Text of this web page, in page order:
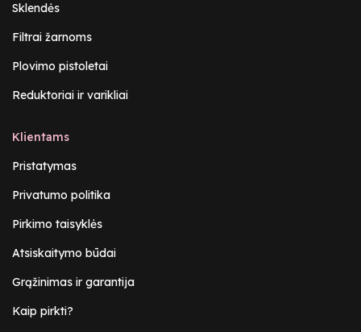
Sklendės
Filtrai žarnoms
Plovimo pistoletai
Reduktoriai ir varikliai
Klientams
Pristatymas
Privatumo politika
Pirkimo taisyklės
Atsiskaitymo būdai
Grąžinimas ir garantija
Kaip pirkti?